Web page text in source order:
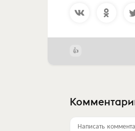
Написать